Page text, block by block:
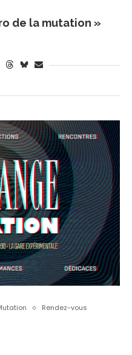
de la mutation »
Rendez-vous